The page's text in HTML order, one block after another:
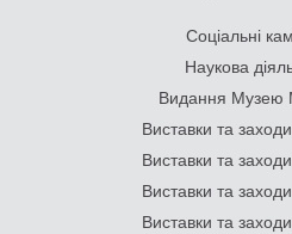
Соціальні
Наукова
Видання Музею
Виставки та
Виставки та
Виставки та
Виставки та